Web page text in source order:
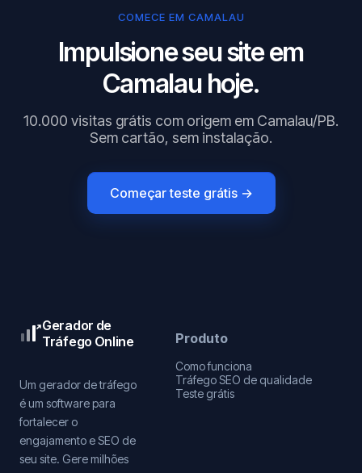
COMECE EM CAMALAU
Impulsione seu site em
Camalau hoje.
10.000 visitas grátis com origem em Camalau/PB.
Sem cartão, sem instalação.
Começar teste grátis →
Gerador de
Tráfego Online
Um gerador de tráfego
é um software para
fortalecer o
engajamento e SEO de
seu site. Gere milhões
Produto
Como funciona
Tráfego SEO de qualidade
Teste grátis